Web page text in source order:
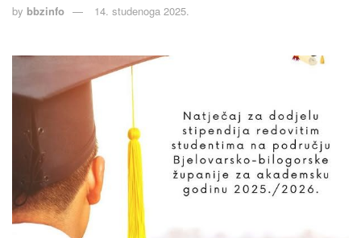
by bbzinfo 14. studenoga 2025.